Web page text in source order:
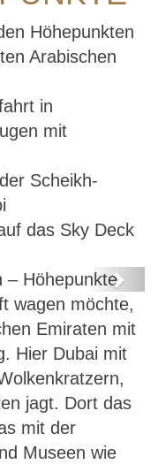
Höhepunkten
Arabischen
in
mit
Scheikh-
das Sky Deck
Oman –
Next
wagen möchte,
Emiraten mit
Hier Dubai mit
jagt. Dort das
mit der
Museen wie